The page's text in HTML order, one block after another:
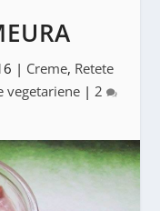
| Creme, Retete
vegetariene | 2